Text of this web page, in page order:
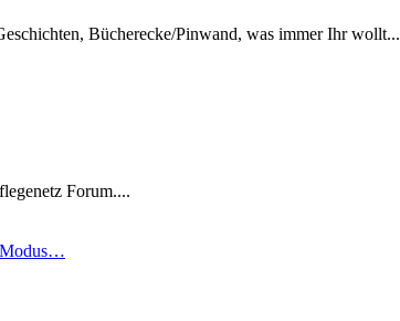
Bücherecke/Pinwand, was immer Ihr wollt...
Forum....
Modus…